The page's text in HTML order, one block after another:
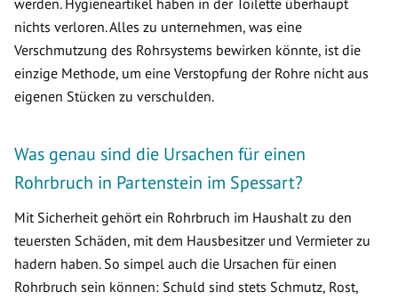
werden. Hygieneartikel haben in der Toilette überhaupt
nichts verloren. Alles zu unternehmen, was eine
Verschmutzung des Rohrsystems bewirken könnte, ist die
einzige Methode, um eine Verstopfung der Rohre nicht aus
eigenen Stücken zu verschulden.
Was genau sind die Ursachen für einen
Rohrbruch in Partenstein im Spessart?
Mit Sicherheit gehört ein Rohrbruch im Haushalt zu den
teuersten Schäden, mit dem Hausbesitzer und Vermieter zu
hadern haben. So simpel auch die Ursachen für einen
Rohrbruch sein können: Schuld sind stets Schmutz, Rost,